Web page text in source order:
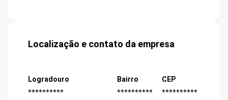
Localização e contato da empresa
Logradouro
**********
Bairro
**********
CEP
**********